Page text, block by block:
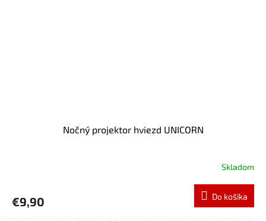
Nočný projektor hviezd UNICORN
Skladom
€9,90 Do košíka